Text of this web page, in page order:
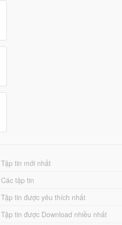
Tập tin mới nhất
Các tập tin
Tập tin được yêu thích nhất
Tập tin được Download nhiều nhất